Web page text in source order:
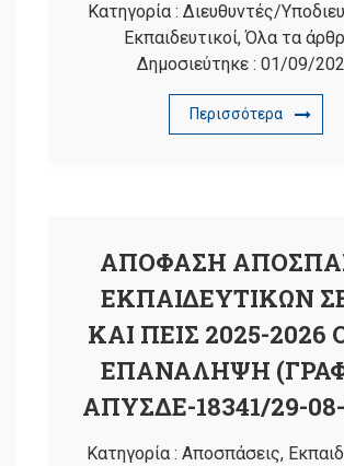
Κατηγορία : Διευθυντές/
Εκπαιδευτικοί,Όλα τα
Δημοσιεύτηκε : 01/09/
Περισσότερα
ΑΠΟΦΑΣΗ
ΕΚΠΑΙΔΕΥΤΙΚΩΝ
ΚΑΙ ΠΕΙΣ 2025-2026
ΕΠΑΝΑΛΗΨΗ
ΑΠΥΣΔΕ-18341/29-
Κατηγορία : Αποσπάσεις,